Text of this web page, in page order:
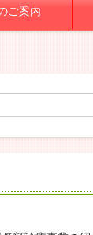
ご案内